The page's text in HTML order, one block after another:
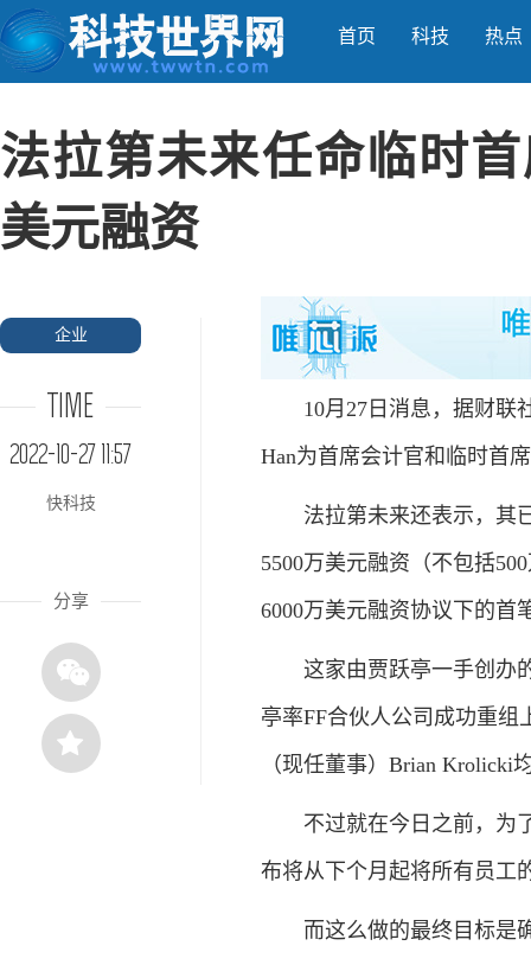
首页 科技 热点
法拉第未来任命临时
美元融资
企业
TIME
2022-10-27 11:57
快科技
分享
10月27日消息，据财联社
Han为首席会计官和临时首
法拉第未来还表示，其已
5500万美元融资（不包括
6000万美元融资协议下的首
这家由贾跃亭一手创办的
亭率FF合伙人公司成功重组
（现任董事）Brian Krolicki
不过就在今日之前，为了
布将从下个月起将所有员工
而这么做的最终目标是确